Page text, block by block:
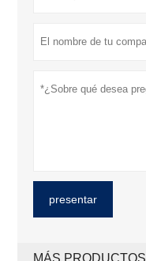
presentar